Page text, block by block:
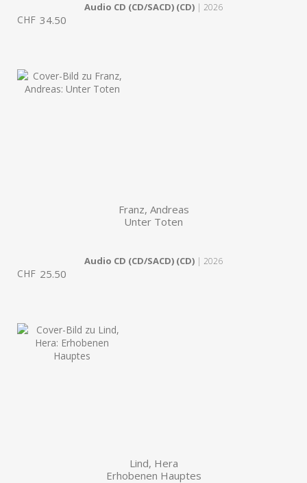
Audio CD (CD/SACD) (CD) | 2026
CHF 34.50
Franz, Andreas
Unter Toten
Audio CD (CD/SACD) (CD) | 2026
CHF 25.50
Lind, Hera
Erhobenen Hauptes